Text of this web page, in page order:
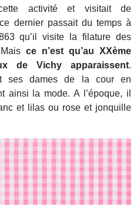
cette activité et visitait de
dernier passait du temps à
qu’il visite la filature des
ce n’est qu’au XXème
de Vichy apparaissent.
ses dames de la cour en
ainsi la mode. A l’époque, il
et lilas ou rose et jonquille